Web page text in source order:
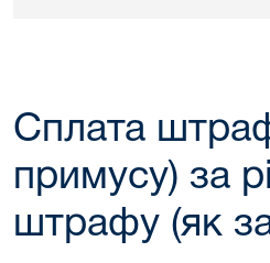
Сплата
примусу) за
штрафу (як